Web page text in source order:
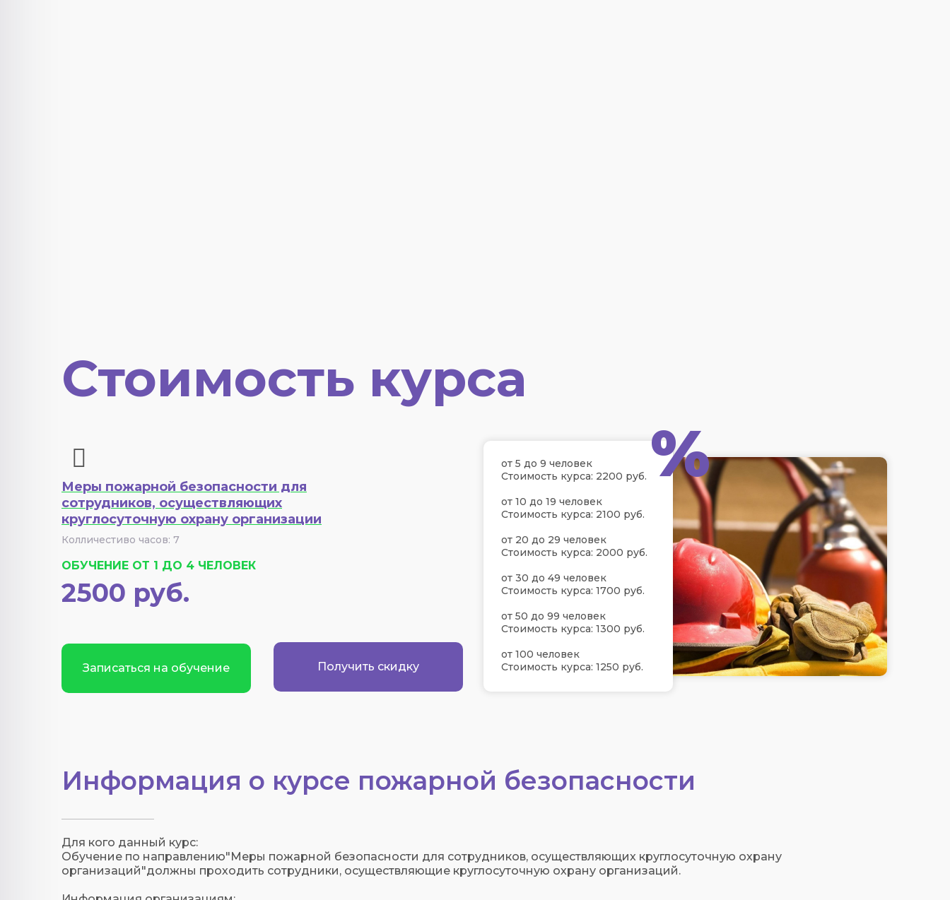
Стоимость курса
Меры пожарной безопасности для
сотрудников, осуществляющих
круглосуточную охрану организации
Колличестиво часов: 7
Записаться на обучение
ОБУЧЕНИЕ ОТ 1 ДО 4 ЧЕЛОВЕК
2500 руб.
от 5 до 9 человек
Стоимость курса: 2200 руб.
от 10 до 19 человек
Стоимость курса: 2100 руб.
от 20 до 29 человек
Стоимость курса: 2000 руб.
от 30 до 49 человек
Стоимость курса: 1700 руб.
от 50 до 99 человек
Стоимость курса: 1300 руб.
от 100 человек
Стоимость курса: 1250 руб.
Получить скидку
%
Информация о курсе пожарной безопасности
Для кого данный курс:
Обучение по направлению"Меры пожарной безопасности для сотрудников, осуществляющих круглосуточную охрану
организаций"должны проходить сотрудники, осуществляющие круглосуточную охрану организаций.